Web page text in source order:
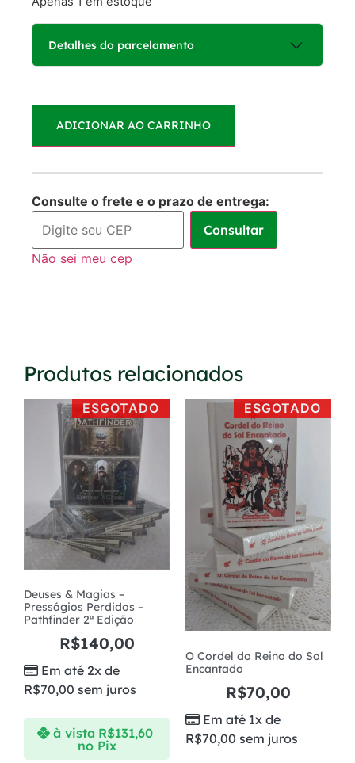
Detalhes do parcelamento
1x de R$65,00
sem juros
ADICIONAR AO CARRINHO
Consulte o frete e o prazo de entrega:
Consultar
Não sei meu cep
Produtos relacionados
ESGOTADO
Deuses & Magias –
Presságios Perdidos –
Pathfinder 2ª Edição
R$140,00
Em até 2x de
R$70,00 sem juros
à vista R$131,60
no Pix
ESGOTADO
O Cordel do Reino do Sol
Encantado
R$70,00
Em até 1x de
R$70,00 sem juros